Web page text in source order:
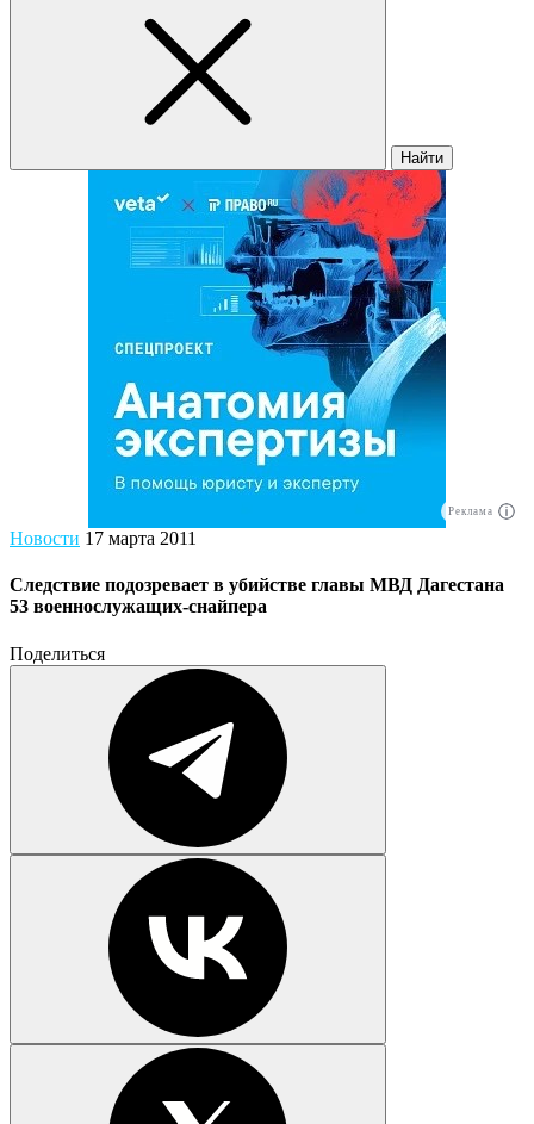
Найти
Реклама
Новости 17 марта 2011
Следствие подозревает в убийстве главы МВД Дагестана
53 военнослужащих-снайпера
Поделиться